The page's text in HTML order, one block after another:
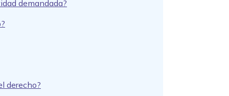
demandada?
derecho?